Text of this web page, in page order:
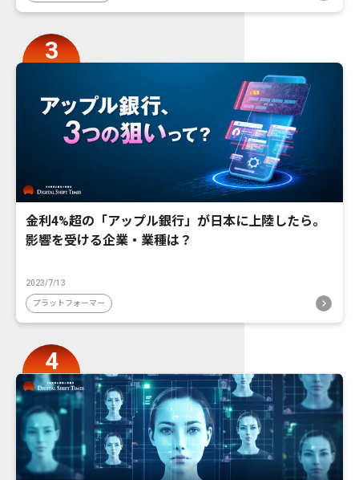
金利4%超の「アップル銀行」が日本に上陸したら。
影響を受ける企業・業種は？
2023/7/13
プラットフォーマー